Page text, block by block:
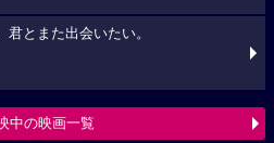
君とまた出会いたい。
中の映画一覧